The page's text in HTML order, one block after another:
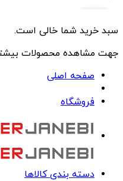
سبد خرید شما خالی است.
جهت مشاهده محصولات
صفحه اصلی
فروشگاه
دسته بندی کالاها